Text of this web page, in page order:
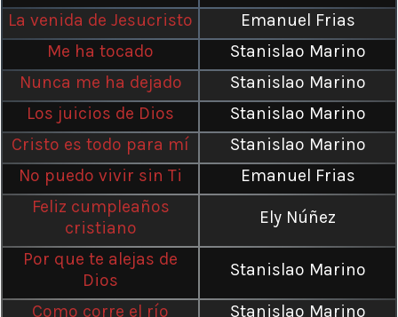
La venida de Jesucristo
Emanuel Frias
Me ha tocado
Stanislao Marino
Nunca me ha dejado
Stanislao Marino
Los juicios de Dios
Stanislao Marino
Cristo es todo para mí
Stanislao Marino
No puedo vivir sin Ti
Emanuel Frias
Feliz cumpleaños
cristiano
Ely Núñez
Por que te alejas de
Dios
Stanislao Marino
Como corre el río
Stanislao Marino